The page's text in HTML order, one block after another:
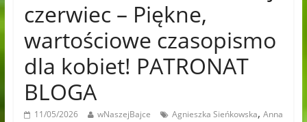
czerwiec – Piękne,
wartościowe czasopismo
dla kobiet! PATRONAT
BLOGA
11/05/2026 wNaszejBajce Agnieszka Sieńkowska, Anna